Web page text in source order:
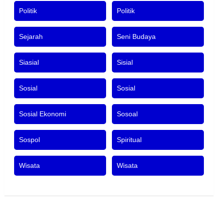
Politik Politik
Sejarah Seni Budaya
Siasial Sisial
Sosial Sosial
Sosial Ekonomi Sosoal
Sospol Spiritual
Wisata Wisata